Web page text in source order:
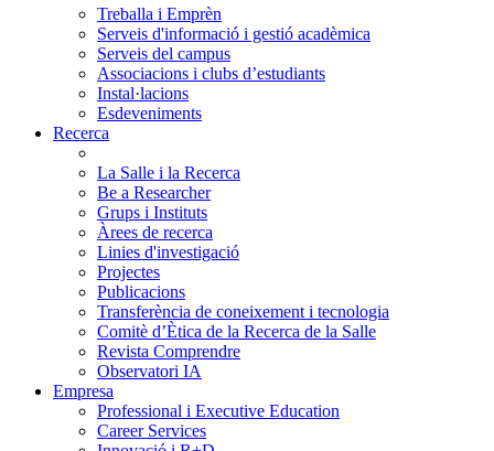
Treballa i Emprèn
Serveis d'informació i gestió acadèmica
Serveis del campus
Associacions i clubs d’estudiants
Instal·lacions
Esdeveniments
Recerca
La Salle i la Recerca
Be a Researcher
Grups i Instituts
Àrees de recerca
Linies d'investigació
Projectes
Publicacions
Transferència de coneixement i tecnologia
Comitè d’Ètica de la Recerca de la Salle
Revista Comprendre
Observatori IA
Empresa
Professional i Executive Education
Career Services